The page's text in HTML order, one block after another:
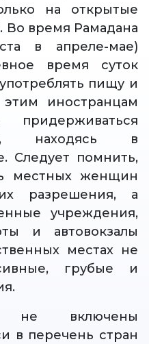
на открытые
Во время Рамадана
в апреле-мае)
время суток
пищу и
иностранцам
находясь в
Следует помнить,
местных женщин
разрешения, а
учреждения,
и автовокзалы
местах не
грубые и
не включены
в перечень стран